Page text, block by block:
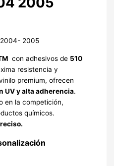
2004- 2005
con adhesivos de 510
resistencia y
premium, ofrecen
UV y alta adherencia.
en la competición,
químicos.